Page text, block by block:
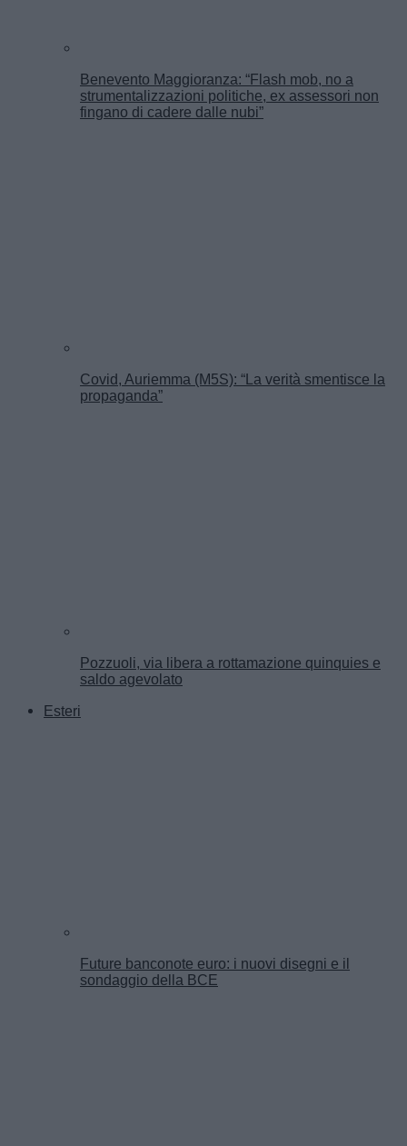
Benevento Maggioranza: “Flash mob, no a
strumentalizzazioni politiche, ex assessori non
fingano di cadere dalle nubi”
Covid, Auriemma (M5S): “La verità smentisce la
propaganda”
Pozzuoli, via libera a rottamazione quinquies e
saldo agevolato
Esteri
Future banconote euro: i nuovi disegni e il
sondaggio della BCE